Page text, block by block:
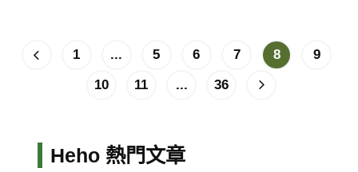
1 ... 5 6 7 8
9
10
11 ... 36
Heho 熱門文章